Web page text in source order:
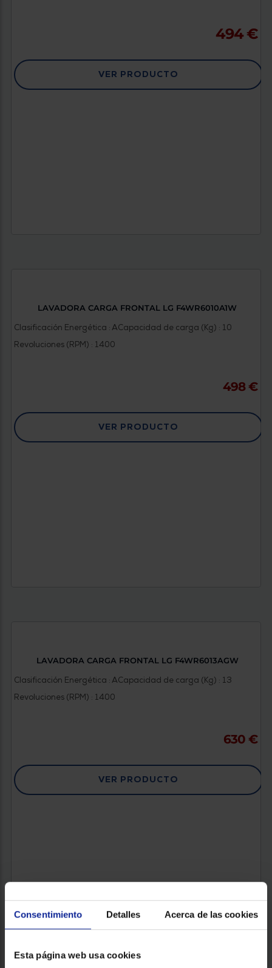
Consentimiento Detalles Acerca de las cookies
Esta página web usa cookies
494 €
VER PRODUCTO
LAVADORA CARGA FRONTAL LG F4WR6010A1W
Clasificación Energética : ACapacidad de carga (Kg) : 10
Revoluciones (RPM) : 1400
498 €
VER PRODUCTO
LAVADORA CARGA FRONTAL LG F4WR6013AGW
Clasificación Energética : ACapacidad de carga (Kg) : 13
Revoluciones (RPM) : 1400
630 €
VER PRODUCTO